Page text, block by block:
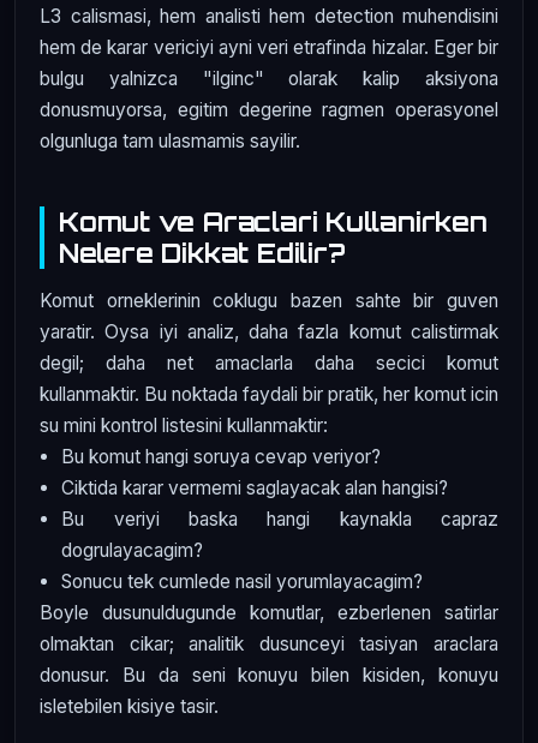
L3 calismasi, hem analisti hem detection muhendisini
hem de karar vericiyi ayni veri etrafinda hizalar. Eger bir
bulgu yalnizca "ilginc" olarak kalip aksiyona
donusmuyorsa, egitim degerine ragmen operasyonel
olgunluga tam ulasmamis sayilir.
Komut ve Araclari Kullanirken
Nelere Dikkat Edilir?
Komut orneklerinin coklugu bazen sahte bir guven
yaratir. Oysa iyi analiz, daha fazla komut calistirmak
degil; daha net amaclarla daha secici komut
kullanmaktir. Bu noktada faydali bir pratik, her komut icin
su mini kontrol listesini kullanmaktir:
Bu komut hangi soruya cevap veriyor?
Ciktida karar vermemi saglayacak alan hangisi?
Bu veriyi baska hangi kaynakla capraz
dogrulayacagim?
Sonucu tek cumlede nasil yorumlayacagim?
Boyle dusunuldugunde komutlar, ezberlenen satirlar
olmaktan cikar; analitik dusunceyi tasiyan araclara
donusur. Bu da seni konuyu bilen kisiden, konuyu
isletebilen kisiye tasir.